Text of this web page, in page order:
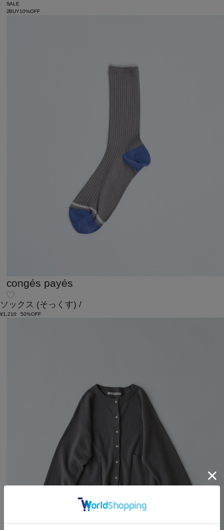
SALE
2BUY10%OFF
congés payés
ソックス (そっくす) /
¥1,210 50%OFF